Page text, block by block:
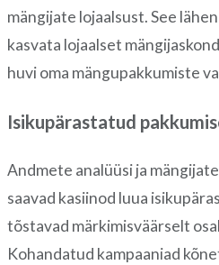
mängijate lojaalsust. See
kasvata lojaalset
huvi oma mängupakkumiste
Isikupärastatud
Andmete analüüsi ja
saavad kasiinod luua
tõstavad märkimisväärselt
Kohandatud kampaaniad